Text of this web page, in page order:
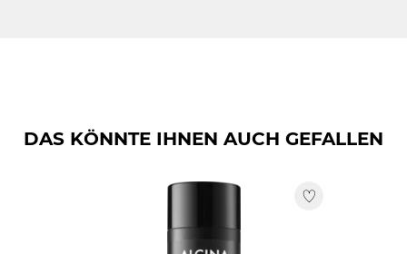
ALCOHOL, BENZOPHENONE-1, SILICA, POLYVINYL
BUTYRAL, ALUMINA, TRIMETHYLPENTANEDIYL
DAS KÖNNTE IHNEN AUCH GEFALLEN